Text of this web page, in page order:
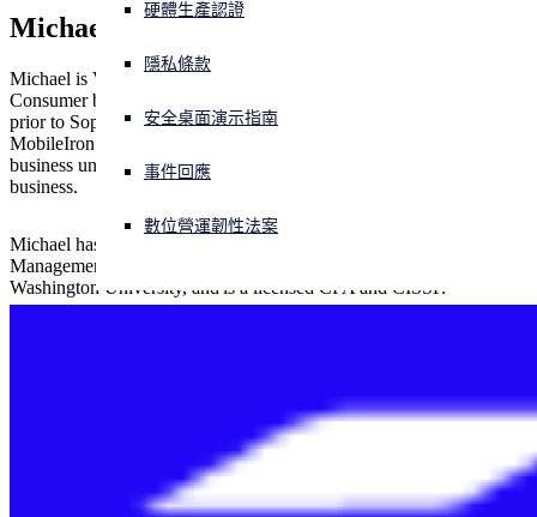
正遭遇網路攻擊？立即獲取協助
Open search
简体中文 Open language switcher
硬體生產認證
隱私條款
安全桌面演示指南
事件回應
數位營運韌性法案
Michael Klieman
Michael is Vice President and General Manager of the Sophos
Consumer business. He has spent the last 10 years in cybersecurity -
prior to Sophos, Michael led product management and UX for
MobileIron and for Symantec/Digicert’s Website Security and PKI
business unit. Before that he spent 11 years in Intuit’s consumer
business.
Michael has an MBA from the UCLA Anderson School of
Management, a BA in accounting and economics from George
Washington University, and is a licensed CPA and CISSP.